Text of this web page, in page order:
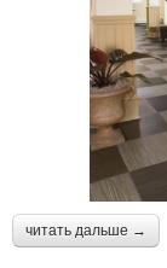
читать дальше →